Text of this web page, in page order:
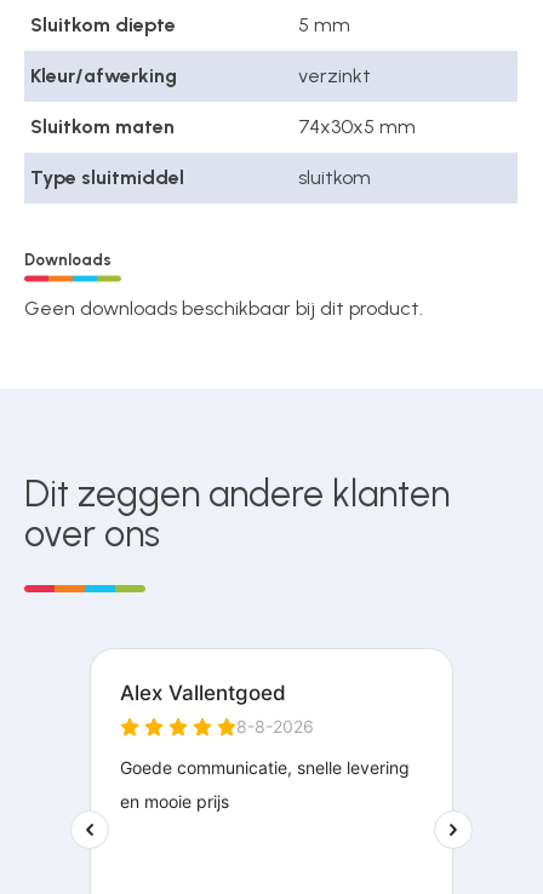
Sluitkom diepte 5 mm
Kleur/afwerking verzinkt
Sluitkom maten 74x30x5 mm
Type sluitmiddel sluitkom
Downloads
Geen downloads beschikbaar bij dit product.
Dit zeggen andere klanten
over ons